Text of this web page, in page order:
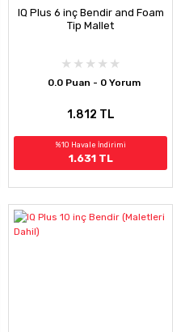
IQ Plus 6 inç Bendir and Foam
Tip Mallet
0.0 Puan - 0 Yorum
1.812 TL
%10 Havale İndirimi
1.631 TL